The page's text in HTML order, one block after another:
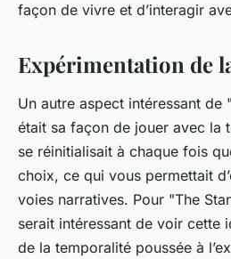
façon de vivre et d’interagir
Expérimentation de
Un autre aspect intéressant de
était sa façon de jouer avec la
se réinitialisait à chaque fois
choix, ce qui vous permettait
voies narratives. Pour "The
serait intéressant de voir cette
de la temporalité poussée à